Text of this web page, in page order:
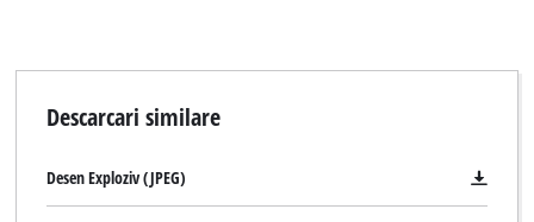
Descarcari similare
Desen Exploziv (JPEG)